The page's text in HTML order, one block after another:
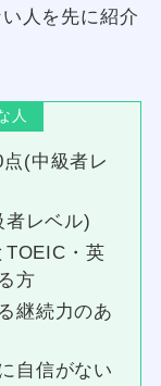
人を先に紹介
人
(中級者レ
者レベル)
TOEIC・英
方
継続力のあ
自信がない